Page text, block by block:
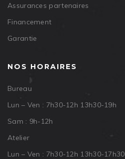
Assurances partenaires
Financement
Garantie
NOS HORAIRES
Bureau
Lun – Ven : 7h30-12h 13h30-19h
Sam : 9h-12h
Atelier
Lun – Ven : 7h30-12h 13h30-17h30